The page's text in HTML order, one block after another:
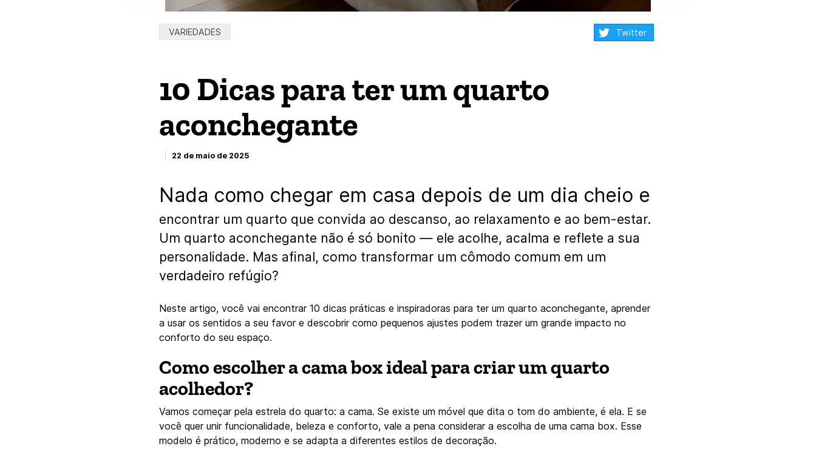
Categorias:
VARIEDADES Twitter
10 Dicas para ter um quarto
aconchegante
22 de maio de 2025
Nada como chegar em casa depois de um dia cheio e
encontrar um quarto que convida ao descanso, ao relaxamento e ao bem-estar.
Um quarto aconchegante não é só bonito — ele acolhe, acalma e reflete a sua
personalidade. Mas afinal, como transformar um cômodo comum em um
verdadeiro refúgio?
Neste artigo, você vai encontrar 10 dicas práticas e inspiradoras para ter um quarto aconchegante, aprender
a usar os sentidos a seu favor e descobrir como pequenos ajustes podem trazer um grande impacto no
conforto do seu espaço.
Como escolher a cama box ideal para criar um quarto
acolhedor?
Vamos começar pela estrela do quarto: a cama. Se existe um móvel que dita o tom do ambiente, é ela. E se
você quer unir funcionalidade, beleza e conforto, vale a pena considerar a escolha de uma cama box. Esse
modelo é prático, moderno e se adapta a diferentes estilos de decoração.